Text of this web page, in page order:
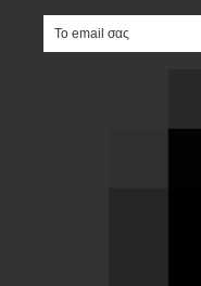
e-mail